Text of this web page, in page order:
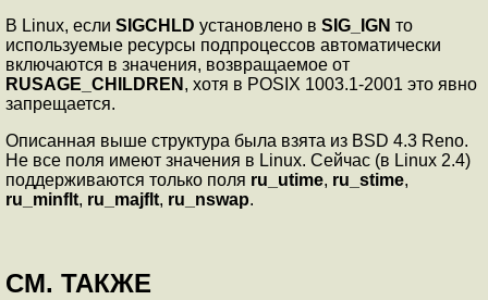
В Linux, если SIGCHLD установлено в SIG_IGN то
используемые ресурсы подпроцессов автоматически
включаются в значения, возвращаемое от
RUSAGE_CHILDREN , хотя в POSIX 1003.1-2001 это явно
запрещается.
Описанная выше структура была взята из BSD 4.3 Reno.
Не все поля имеют значения в Linux. Сейчас (в Linux 2.4)
поддерживаются только поля ru_utime, ru_stime,
ru_minflt, ru_majflt, ru_nswap.
СМ. ТАКЖЕ